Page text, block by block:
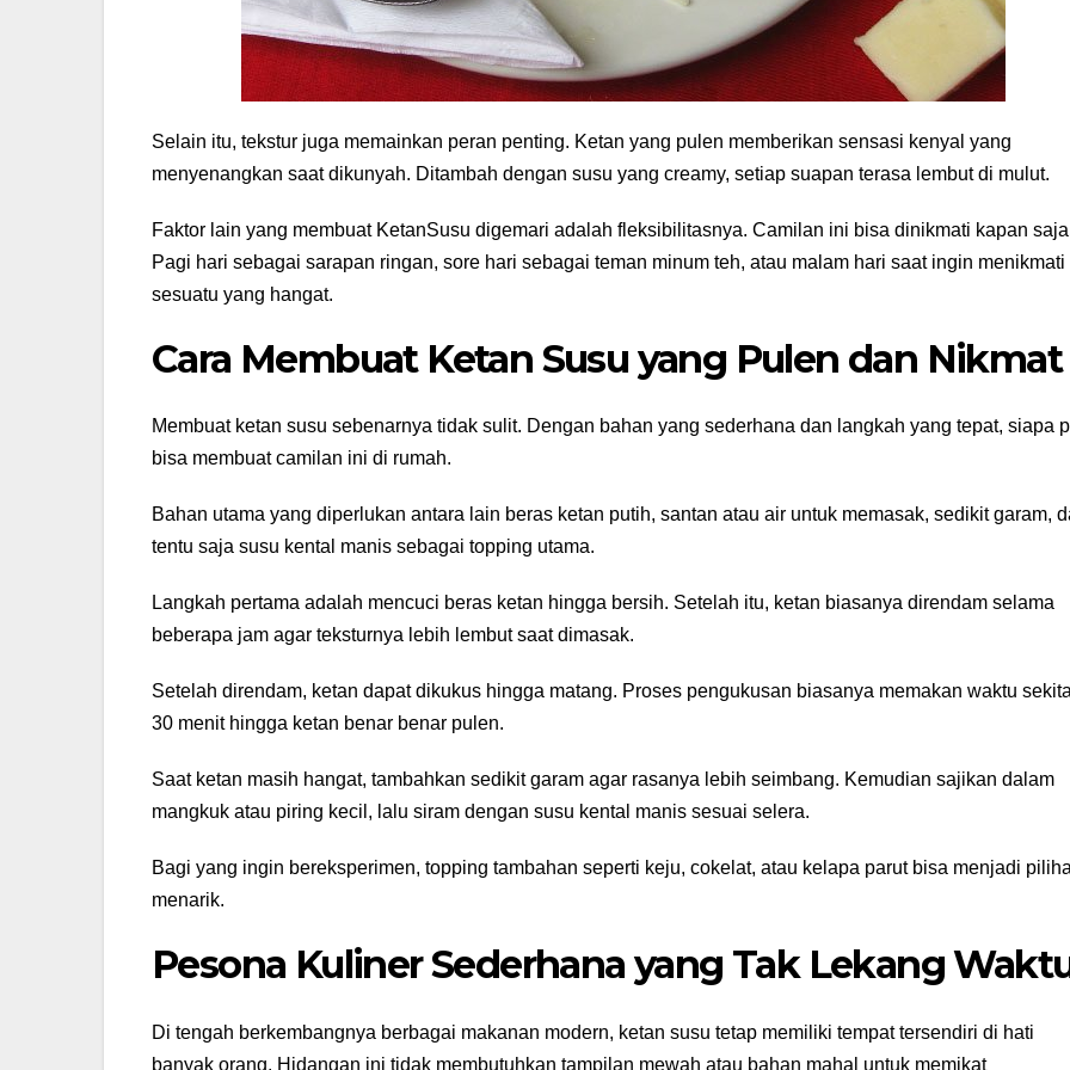
Selain itu, tekstur juga memainkan peran penting. Ketan yang pulen memberikan sensasi kenyal yang
menyenangkan saat dikunyah. Ditambah dengan susu yang creamy, setiap suapan terasa lembut di mulut.
Faktor lain yang membuat KetanSusu digemari adalah fleksibilitasnya. Camilan ini bisa dinikmati kapan
Pagi hari sebagai sarapan ringan, sore hari sebagai teman minum teh, atau malam hari saat ingin menikmati
sesuatu yang hangat.
Cara Membuat Ketan Susu yang Pulen dan Nikmat
Membuat ketan susu sebenarnya tidak sulit. Dengan bahan yang sederhana dan langkah yang tepat, siapa
bisa membuat camilan ini di rumah.
Bahan utama yang diperlukan antara lain beras ketan putih, santan atau air untuk memasak, sedikit garam,
tentu saja susu kental manis sebagai topping utama.
Langkah pertama adalah mencuci beras ketan hingga bersih. Setelah itu, ketan biasanya direndam selama
beberapa jam agar teksturnya lebih lembut saat dimasak.
Setelah direndam, ketan dapat dikukus hingga matang. Proses pengukusan biasanya memakan waktu
30 menit hingga ketan benar benar pulen.
Saat ketan masih hangat, tambahkan sedikit garam agar rasanya lebih seimbang. Kemudian sajikan dalam
mangkuk atau piring kecil, lalu siram dengan susu kental manis sesuai selera.
Bagi yang ingin bereksperimen, topping tambahan seperti keju, cokelat, atau kelapa parut bisa menjadi
menarik.
Pesona Kuliner Sederhana yang Tak Lekang
Di tengah berkembangnya berbagai makanan modern, ketan susu tetap memiliki tempat tersendiri di hati
banyak orang. Hidangan ini tidak membutuhkan tampilan mewah atau bahan mahal untuk memikat